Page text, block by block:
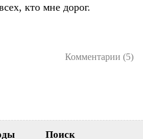
кто мне дорог.
Комментарии (5)
Поиск